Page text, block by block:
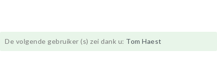
De volgende gebruiker (s) zei dank u: Tom Haest